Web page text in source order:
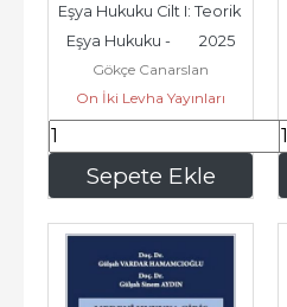
Sepete Ekle
Eşya Hukuku Cilt I: Teorik
Eşya Hukuku -        2025
Gökçe Canarslan
On İki Levha Yayınları
990,00